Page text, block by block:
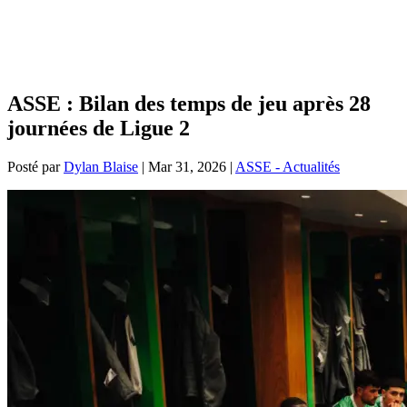
ASSE : Bilan des temps de jeu après 28
journées de Ligue 2
Posté parDylan Blaise | Mar 31, 2026 | ASSE - Actualités